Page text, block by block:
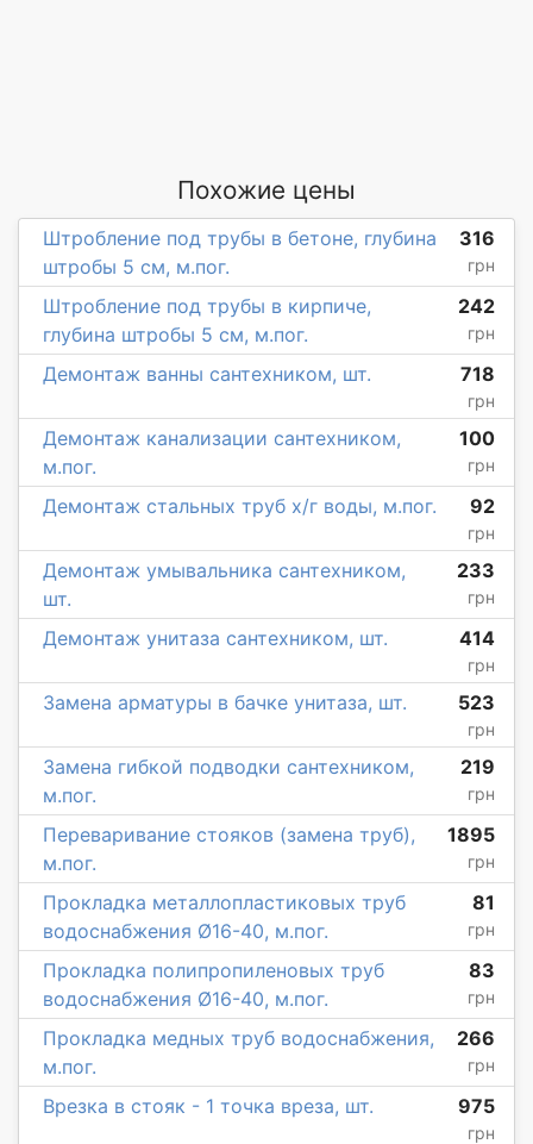
Похожие цены
Штробление под трубы в бетоне, глубина
штробы 5 см, м.пог.
316
грн
Штробление под трубы в кирпиче,
глубина штробы 5 см, м.пог.
242
грн
Демонтаж ванны сантехником, шт. 718
грн
Демонтаж канализации сантехником,
м.пог.
100
грн
Демонтаж стальных труб х/г воды, м.пог. 92
грн
Демонтаж умывальника сантехником,
шт.
233
грн
Демонтаж унитаза сантехником, шт. 414
грн
Замена арматуры в бачке унитаза, шт. 523
грн
Замена гибкой подводки сантехником,
м.пог.
219
грн
Переваривание стояков (замена труб),
м.пог.
1895
грн
Прокладка металлопластиковых труб
водоснабжения Ø16-40, м.пог.
81
грн
Прокладка полипропиленовых труб
водоснабжения Ø16-40, м.пог.
83
грн
Прокладка медных труб водоснабжения,
м.пог.
266
грн
Врезка в стояк - 1 точка вреза, шт. 975
грн